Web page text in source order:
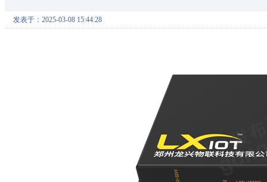
发表于：2025-03-08 15:44:28